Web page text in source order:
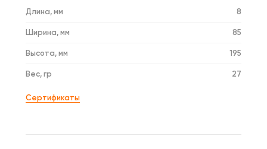
Длина, мм 8
Ширина, мм 85
Высота, мм 195
Вес, гр 27
Сертификаты